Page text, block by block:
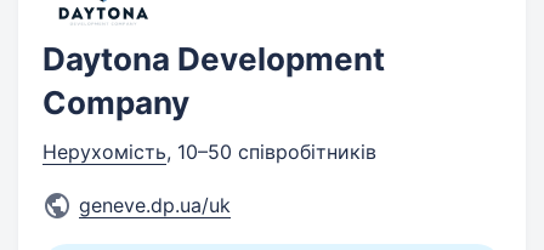
Daytona Development
Company
Нерухомість, 10–50 співробітників
geneve.dp.ua/uk